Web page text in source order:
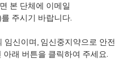
본 단체에 이메일
주시기 바랍니다.
임신이며, 임신중지약으로 안전
래 버튼을 클릭하여 주세요.